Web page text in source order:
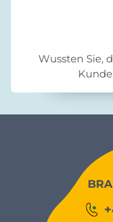
Wussten Sie,